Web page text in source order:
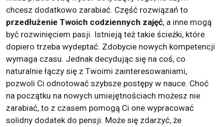
chcesz dodatkowo zarabiać. Część rozwiązań to
przedłużenie Twoich codziennych zajęć, a inne mogą
być rozwinięciem pasji. Istnieją też takie ścieżki, które
dopiero trzeba wydeptać. Zdobycie nowych kompetencji
wymaga czasu. Jednak decydując się na coś, co
naturalnie łączy się z Twoimi zainteresowaniami,
pozwoli Ci odnotować szybsze postępy w nauce. Choć
na początku na nowych umiejętnościach możesz nie
zarabiać, to z czasem pomogą Ci one wypracować
solidny dodatek do pensji. Może się zdarzyć, że